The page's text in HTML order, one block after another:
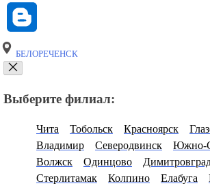
БЕЛОРЕЧЕНСК
Выберите филиал:
Чита Тобольск Красноярск
Владимир
Северодвинск
Южно-
Волжск
Одинцово
Стерлитамак
Колпино Елабуга